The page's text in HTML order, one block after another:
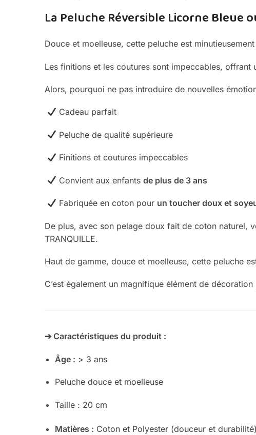
La Peluche Réversible Licorne
Douce et moelleuse, cette peluche est
Les finitions et les coutures sont impeccables, offrant
Alors, pourquoi ne pas introduire de nouvelles
Cadeau parfait
Peluche de qualité supérieure
Finitions et coutures impeccables
Convient aux enfantsde plus de 3 ans
Fabriquée en coton pour un toucher doux et
De plus, avec son pelage doux fait de coton naturel,
TRANQUILLE.
Haut de gamme, douce et moelleuse, cette peluche
C’est également un magnifique élément de
➔ Caractéristiques du produit :
Âge : > 3 ans
Peluche douce et moelleuse
Taille : 20 cm
Matières : Coton et Polyester (douceur et durabilité)